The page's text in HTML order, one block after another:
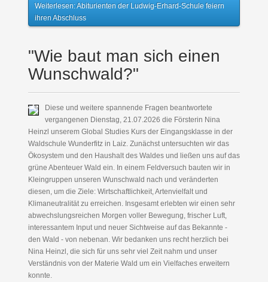
Weiterlesen: Abiturienten der Ludwig-Erhard-Schule feiern
ihren Abschluss
"Wie baut man sich einen
Wunschwald?"
Diese und weitere spannende Fragen beantwortete
vergangenen Dienstag, 21.07.2026 die Försterin Nina
Heinzl unserem Global Studies Kurs der Eingangsklasse in der
Waldschule Wunderfitz in Laiz. Zunächst untersuchten wir das
Ökosystem und den Haushalt des Waldes und ließen uns auf das
grüne Abenteuer Wald ein. In einem Feldversuch bauten wir in
Kleingruppen unseren Wunschwald nach und veränderten
diesen, um die Ziele: Wirtschaftlichkeit, Artenvielfalt und
Klimaneutralität zu erreichen. Insgesamt erlebten wir einen sehr
abwechslungsreichen Morgen voller Bewegung, frischer Luft,
interessantem Input und neuer Sichtweise auf das Bekannte -
den Wald - von nebenan. Wir bedanken uns recht herzlich bei
Nina Heinzl, die sich für uns sehr viel Zeit nahm und unser
Verständnis von der Materie Wald um ein Vielfaches erweitern
konnte.